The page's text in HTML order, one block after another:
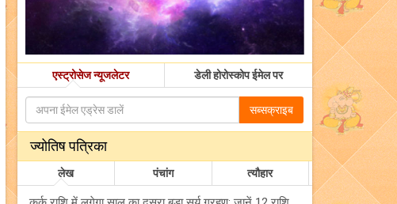
एस्ट्रोसेज न्यूजलेटर डेली होरोस्कोप ईमेल पर
सब्सक्राइब
ज्योतिष पत्रिका
लेख पंचांग त्यौहार